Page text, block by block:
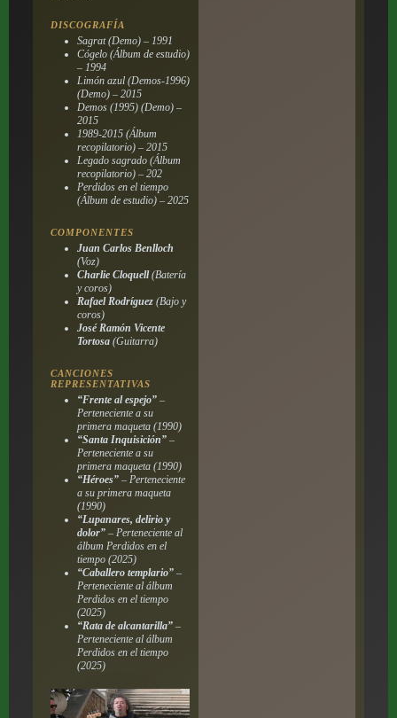
DISCOGRAFÍA
Sagrat(Demo) – 1991
Cógelo(Álbum de estudio)
– 1994
Limón azul (Demos-1996)
(Demo) – 2015
Demos (1995)(Demo) –
2015
1989-2015(Álbum
recopilatorio) – 2015
Legado sagrado(Álbum
recopilatorio) – 202
Perdidos en el tiempo
(Álbum de estudio) – 2025
COMPONENTES
Juan Carlos Benlloch
(Voz)
Charlie Cloquell(Batería
y coros)
Rafael Rodríguez(Bajo y
coros)
José Ramón Vicente
Tortosa(Guitarra)
CANCIONES
REPRESENTATIVAS
“Frente al espejo”–
Perteneciente a su
primera maqueta (1990)
“Santa Inquisición”–
Perteneciente a su
primera maqueta (1990)
“Héroes”– Perteneciente
a su primera maqueta
(1990)
“Lupanares, delirio y
dolor”– Perteneciente al
álbum Perdidos en el
tiempo(2025)
“Caballero templario”–
Perteneciente al álbum
Perdidos en el tiempo
(2025)
“Rata de alcantarilla”–
Perteneciente al álbum
Perdidos en el tiempo
(2025)